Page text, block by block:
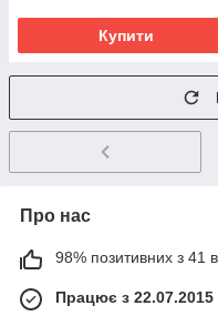
Купити
Про нас
98% позитивних з 41
Працює з 22.07.2015